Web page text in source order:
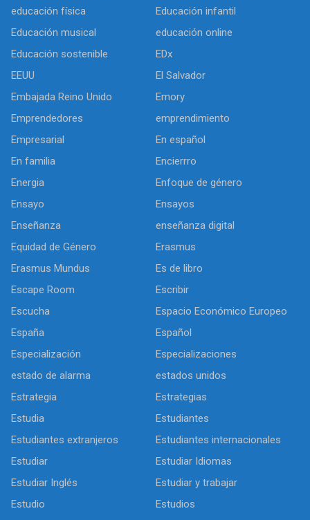
educación física
Educación infantil
Educación musical
educación online
Educación sostenible
EDx
EEUU
El Salvador
Embajada Reino Unido
Emory
Emprendedores
emprendimiento
Empresarial
En español
En familia
Encierrro
Energia
Enfoque de género
Ensayo
Ensayos
Enseñanza
enseñanza digital
Equidad de Género
Erasmus
Erasmus Mundus
Es de libro
Escape Room
Escribir
Escucha
Espacio Económico Europeo
España
Español
Especialización
Especializaciones
estado de alarma
estados unidos
Estrategia
Estrategias
Estudia
Estudiantes
Estudiantes extranjeros
Estudiantes internacionales
Estudiar
Estudiar Idiomas
Estudiar Inglés
Estudiar y trabajar
Estudio
Estudios